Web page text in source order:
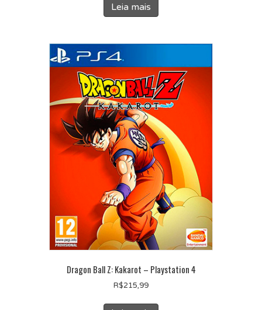
Leia mais
Dragon Ball Z: Kakarot – Playstation 4
R$215,99